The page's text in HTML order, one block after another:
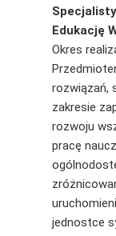
Edukację
Okres
rozwiązań,
zakresie
rozwoju
pracę
jednostce